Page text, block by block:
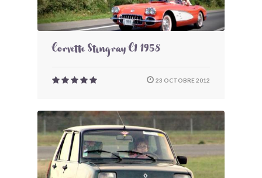
Corvette Stingray C1 1958
23 OCTOBRE 2012